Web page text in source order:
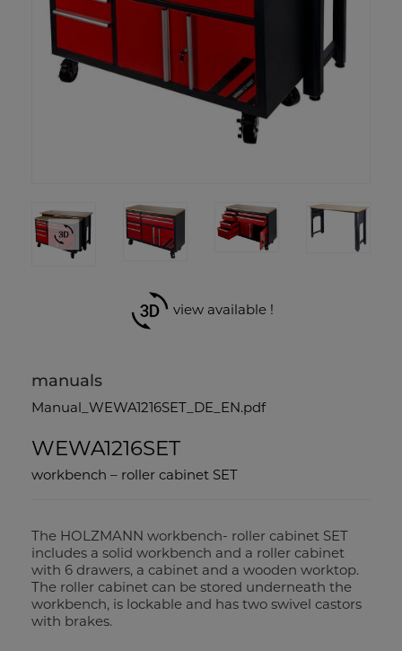
view available !
manuals
Manual_WEWA1216SET_DE_EN.pdf
WEWA1216SET
workbench – roller cabinet SET
The HOLZMANN workbench- roller cabinet SET
includes a solid workbench and a roller cabinet
with 6 drawers, a cabinet and a wooden worktop.
The roller cabinet can be stored underneath the
workbench, is lockable and has two swivel castors
with brakes.